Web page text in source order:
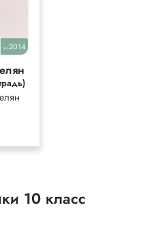
уч.2014
10 класс